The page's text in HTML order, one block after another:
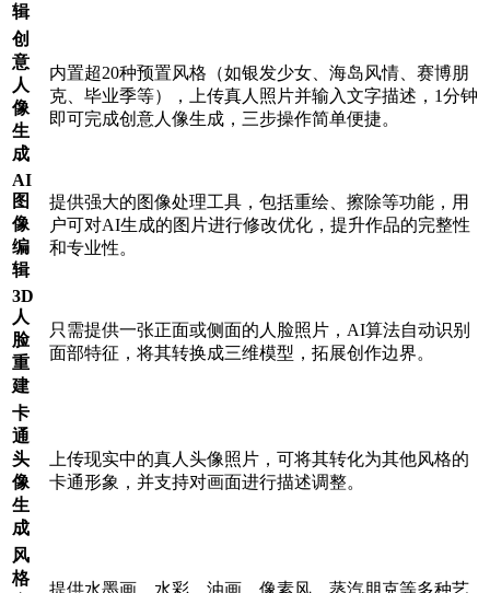
辑
创
意
人
像
生
成
内置超20种预置风格（如银发少女、海岛风情、赛博朋
克、毕业季等），上传真人照片并输入文字描述，1分钟
即可完成创意人像生成，三步操作简单便捷。
AI
图
像
编
辑
提供强大的图像处理工具，包括重绘、擦除等功能，用
户可对AI生成的图片进行修改优化，提升作品的完整性
和专业性。
3D
人
脸
重
建
只需提供一张正面或侧面的人脸照片，AI算法自动识别
面部特征，将其转换成三维模型，拓展创作边界。
卡
通
头
像
生
成
上传现实中的真人头像照片，可将其转化为其他风格的
卡通形象，并支持对画面进行描述调整。
风
格